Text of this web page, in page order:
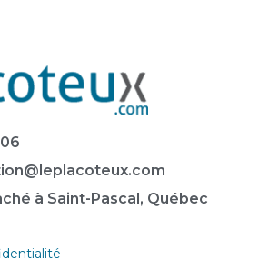
à Saint-Pascal, Québec